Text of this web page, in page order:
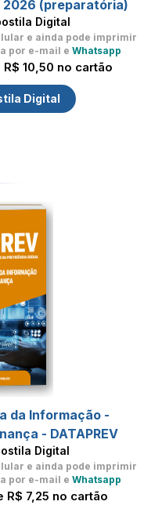
2026 (preparatória)
Digital
e ainda pode imprimir
por e-mail e Whatsapp
10,50 no cartão
Digital
da Informação -
- DATAPREV
Digital
e ainda pode imprimir
por e-mail e Whatsapp
R$ 7,25 no cartão